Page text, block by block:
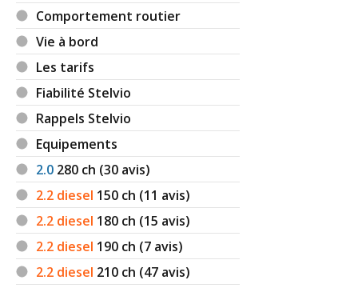
Comportement routier
Vie à bord
Les tarifs
Fiabilité Stelvio
Rappels Stelvio
Equipements
2.0 280 ch (30 avis)
2.2 diesel 150 ch (11 avis)
2.2 diesel 180 ch (15 avis)
2.2 diesel 190 ch (7 avis)
2.2 diesel 210 ch (47 avis)